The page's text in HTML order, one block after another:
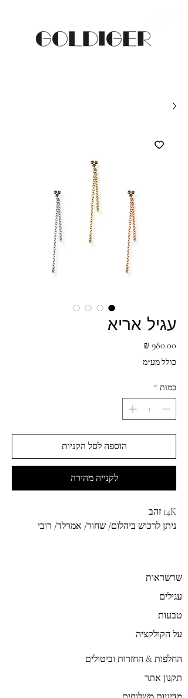
עגיל אריא
כולל מע״מ
כמות *
הוספה לסל הקניות
לקנייה מהירה
14K זהב
ניתן לרכוש ביהלום/ שחור/ אמרלד/ רובי
שרשראות
עגילים
טבעות
על הקולקציה
החלפות & החזרות וביטולים
תקנון אתר